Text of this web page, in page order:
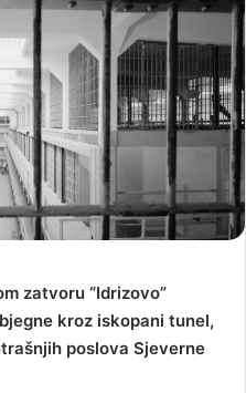
zatvoru “Idrizovo”
kroz iskopani tunel,
poslova Sjeverne